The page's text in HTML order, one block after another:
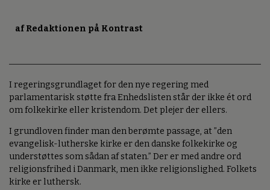
af Redaktionen på Kontrast
I regeringsgrundlaget for den nye regering med
parlamentarisk støtte fra Enhedslisten står der ikke ét ord
om folkekirke eller kristendom. Det plejer der ellers.
I grundloven finder man den berømte passage, at ”den
evangelisk-lutherske kirke er den danske folkekirke og
understøttes som sådan af staten.” Der er med andre ord
religionsfrihed i Danmark, men ikke religionslighed. Folkets
kirke er luthersk.